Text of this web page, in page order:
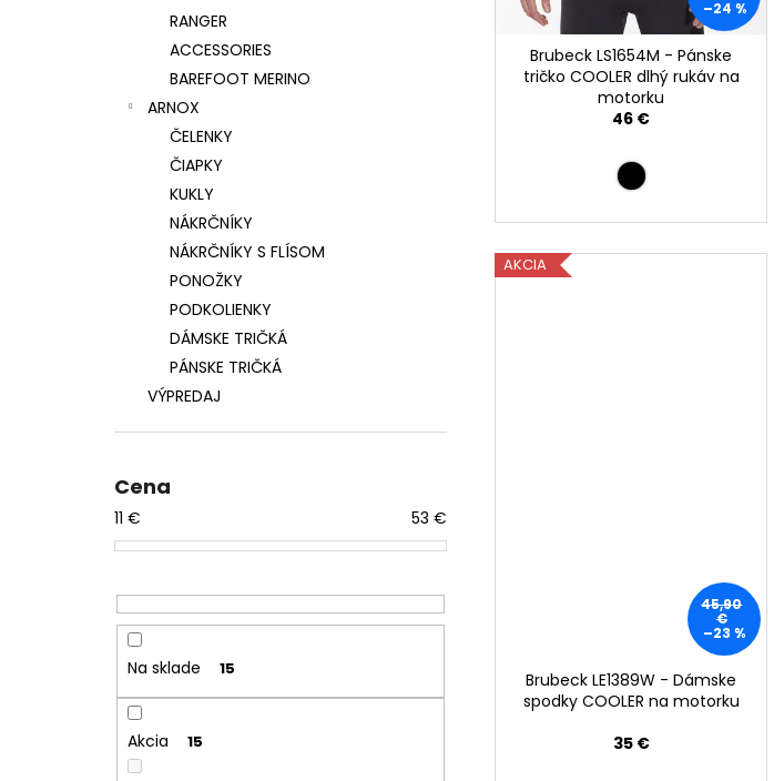
RANGER
ACCESSORIES
BAREFOOT MERINO
ARNOX
ČELENKY
ČIAPKY
KUKLY
NÁKRČNÍKY
NÁKRČNÍKY S FLÍSOM
PONOŽKY
PODKOLIENKY
DÁMSKE TRIČKÁ
PÁNSKE TRIČKÁ
VÝPREDAJ
Cena
11 € 53 €
Na sklade 15
Akcia 15
–24 %
Brubeck LS1654M - Pánske
tričko COOLER dlhý rukáv na
motorku
46 €
AKCIA
45,90
€
–23 %
Brubeck LE1389W - Dámske
spodky COOLER na motorku
35 €